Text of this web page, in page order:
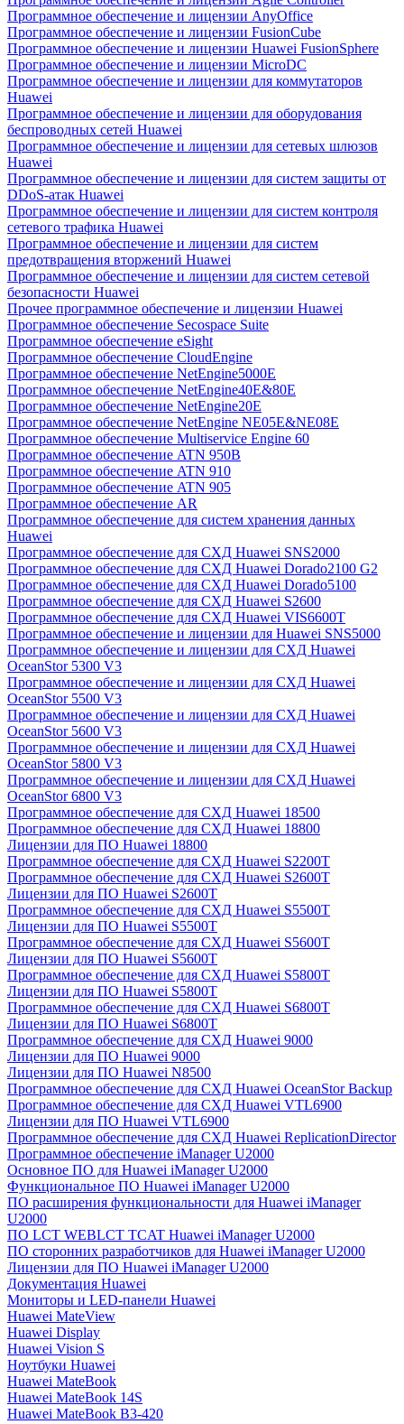
Программное обеспечение и лицензии AnyOffice
Программное обеспечение и лицензии FusionCube
Программное обеспечение и лицензии Huawei FusionSphere
Программное обеспечение и лицензии MicroDC
Программное обеспечение и лицензии для коммутаторов
Huawei
Программное обеспечение и лицензии для оборудования
беспроводных сетей Huawei
Программное обеспечение и лицензии для сетевых шлюзов
Huawei
Программное обеспечение и лицензии для систем защиты от
DDoS-атак Huawei
Программное обеспечение и лицензии для систем контроля
сетевого трафика Huawei
Программное обеспечение и лицензии для систем
предотвращения вторжений Huawei
Программное обеспечение и лицензии для систем сетевой
безопасности Huawei
Прочее программное обеспечение и лицензии Huawei
Программное обеспечение Secospace Suite
Программное обеспечение eSight
Программное обеспечение CloudEngine
Программное обеспечение NetEngine5000E
Программное обеспечение NetEngine40E&80E
Программное обеспечение NetEngine20E
Программное обеспечение NetEngine NE05E&NE08E
Программное обеспечение Multiservice Engine 60
Программное обеспечение ATN 950B
Программное обеспечение ATN 910
Программное обеспечение ATN 905
Программное обеспечение AR
Программное обеспечение для систем хранения данных
Huawei
Программное обеспечение для СХД Huawei SNS2000
Программное обеспечение для СХД Huawei Dorado2100 G2
Программное обеспечение для СХД Huawei Dorado5100
Программное обеспечение для СХД Huawei S2600
Программное обеспечение для СХД Huawei VIS6600T
Программное обеспечение и лицензии для Huawei SNS5000
Программное обеспечение и лицензии для СХД Huawei
OceanStor 5300 V3
Программное обеспечение и лицензии для СХД Huawei
OceanStor 5500 V3
Программное обеспечение и лицензии для СХД Huawei
OceanStor 5600 V3
Программное обеспечение и лицензии для СХД Huawei
OceanStor 5800 V3
Программное обеспечение и лицензии для СХД Huawei
OceanStor 6800 V3
Программное обеспечение для СХД Huawei 18500
Программное обеспечение для СХД Huawei 18800
Лицензии для ПО Huawei 18800
Программное обеспечение для СХД Huawei S2200T
Программное обеспечение для СХД Huawei S2600T
Лицензии для ПО Huawei S2600T
Программное обеспечение для СХД Huawei S5500T
Лицензии для ПО Huawei S5500T
Программное обеспечение для СХД Huawei S5600T
Лицензии для ПО Huawei S5600T
Программное обеспечение для СХД Huawei S5800T
Лицензии для ПО Huawei S5800T
Программное обеспечение для СХД Huawei S6800T
Лицензии для ПО Huawei S6800T
Программное обеспечение для СХД Huawei 9000
Лицензии для ПО Huawei 9000
Лицензии для ПО Huawei N8500
Программное обеспечение для СХД Huawei OceanStor Backup
Программное обеспечение для СХД Huawei VTL6900
Лицензии для ПО Huawei VTL6900
Программное обеспечение для СХД Huawei ReplicationDirector
Программное обеспечение iManager U2000
Основное ПО для Huawei iManager U2000
Функциональное ПО Huawei iManager U2000
ПО расширения функциональности для Huawei iManager
U2000
ПО LCT WEBLCT TCAT Huawei iManager U2000
ПО сторонних разработчиков для Huawei iManager U2000
Лицензии для ПО Huawei iManager U2000
Документация Huawei
Мониторы и LED-панели Huawei
Huawei MateView
Huawei Display
Huawei Vision S
Ноутбуки Huawei
Huawei MateBook
Huawei MateBook 14S
Huawei MateBook B3-420